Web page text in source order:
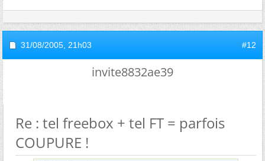
31/08/2005, 21h03 #12
invite8832ae39
Re : tel freebox + tel FT = parfois
COUPURE !